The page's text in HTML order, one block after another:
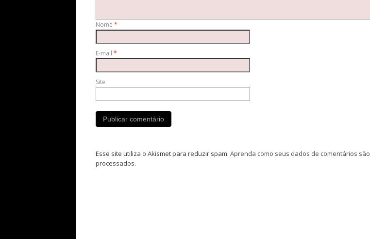
Nome *
E-mail *
Site
Esse site utiliza o Akismet para reduzir spam. Aprenda como seus dados de comentários são
processados.